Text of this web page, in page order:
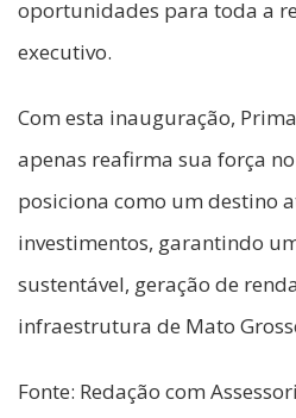
oportunidades para toda a
executivo.
Com esta inauguração,
apenas reafirma sua força
posiciona como um destino
investimentos, garantindo
sustentável, geração de
infraestrutura de Mato
Fonte: Redação com